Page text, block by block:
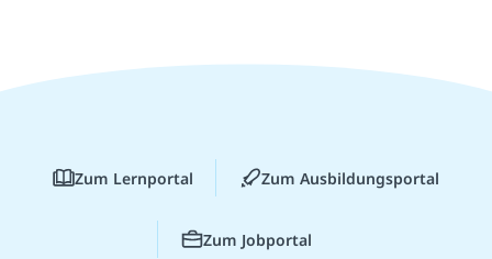
Zum Lernportal Zum Ausbildungsportal
Zum Jobportal